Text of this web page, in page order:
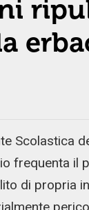
Scolastica
frequenta il
di propria